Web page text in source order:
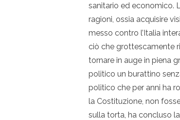
sanitario ed economico.
ragioni, ossia acquisire
messo contro l’Italia
ciò che grottescamente
tornare in auge in piena
politico un burattino
politico che per anni ha
la Costituzione, non
sulla torta, ha concluso